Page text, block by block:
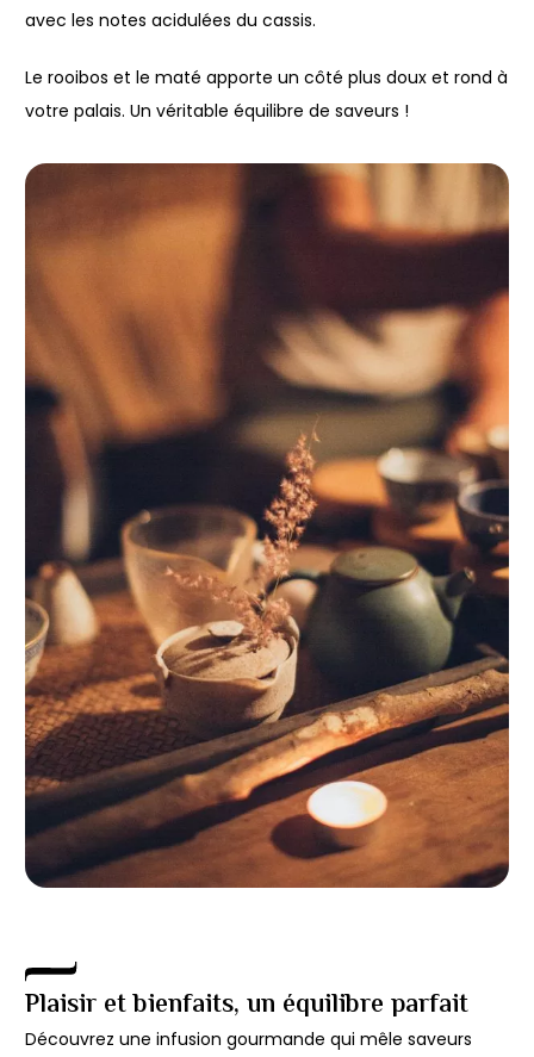
avec les notes acidulées du cassis.
Le rooibos et le maté apporte un côté plus doux et rond à
votre palais. Un véritable équilibre de saveurs !
Plaisir et bienfaits, un équilibre parfait
Découvrez une infusion gourmande qui mêle saveurs